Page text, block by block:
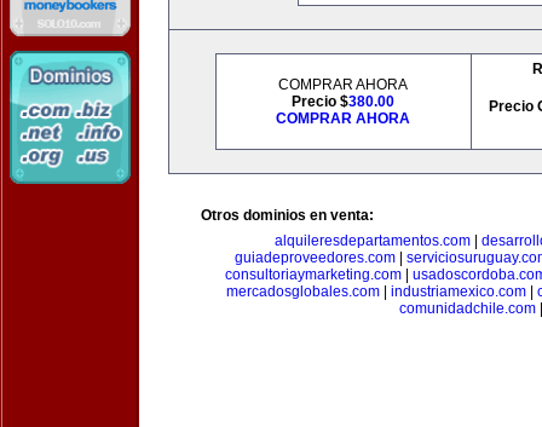
COMPRAR AHORA
Precio $380.00
COMPRAR AHORA
Precio
Otros dominios en venta:
alquileresdepartamentos.com
guiadeproveedores.com|
consultoriaymarketing.com
mercadosglobales.com| industriamexico.com|
comunidadchile.com|